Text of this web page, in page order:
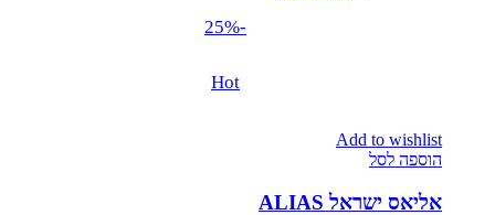
-25%
Hot
Add to wishlist
הוספה לסל
אליאס ישראל ALIAS